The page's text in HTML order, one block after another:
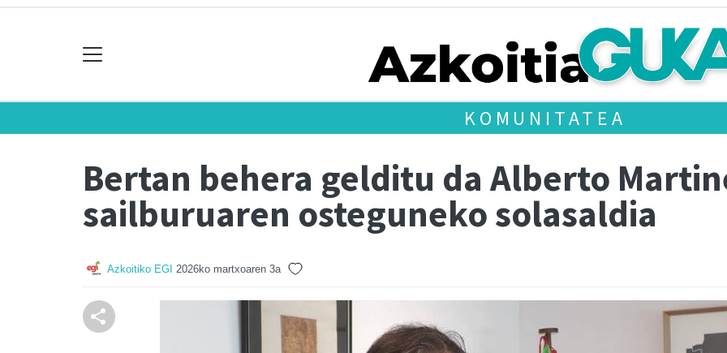
KOMUNITATEA
Bertan behera gelditu da Alberto
sailburuaren osteguneko solasaldia
Azkoitiko EGI 2026ko martxoaren 3a